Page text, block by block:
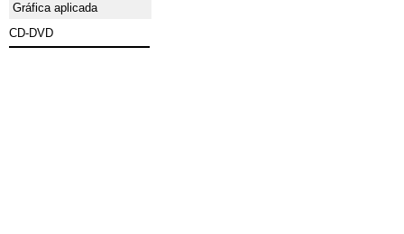
Gráfica aplicada
CD-DVD